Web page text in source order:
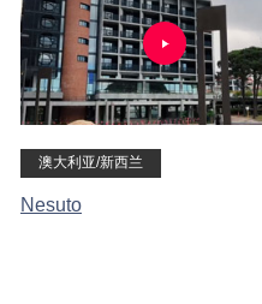
澳大利亚/新西兰
Nesuto